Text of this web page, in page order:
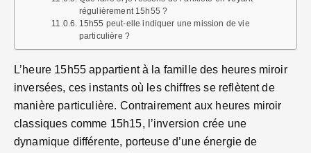
régulièrement 15h55 ?
15h55 peut-elle indiquer une mission de vie
particulière ?
L’heure 15h55 appartient à la famille des heures miroir
inversées, ces instants où les chiffres se reflètent de
manière particulière. Contrairement aux heures miroir
classiques comme 15h15, l’inversion crée une
dynamique différente, porteuse d’une énergie de